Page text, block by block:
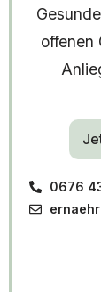
offenen
0676